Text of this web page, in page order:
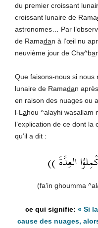
du premier croissant
croissant lunaire de Rama
astronomes… Par
de Ramadan à l’œil nu
neuvième jour de Cha^ba
Que faisons-nous si nous
lunaire de Ramadan
en raison des nuages ou
l-L ahou ^alayhi wasallam
l’explication de ce dont la
qu’il a dit :
العِدَّةَ ))
(fa’in ghoumma
« Si
cause des nuages,